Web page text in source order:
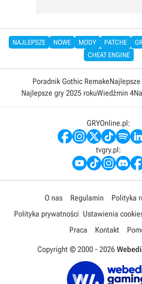
NAJLEPSZE NOWE MODY PATCHE
CHEAT ENGINE
Poradnik Gothic Remake
Najlepsze gry 2025 rokuWiedźmin 4
GRYOnline.pl:
tvgry.pl:
O nas Regulamin
Polityka
Polityka prywatności Ustawienia
Praca
Kontakt
Copyright © 2000 - 2026